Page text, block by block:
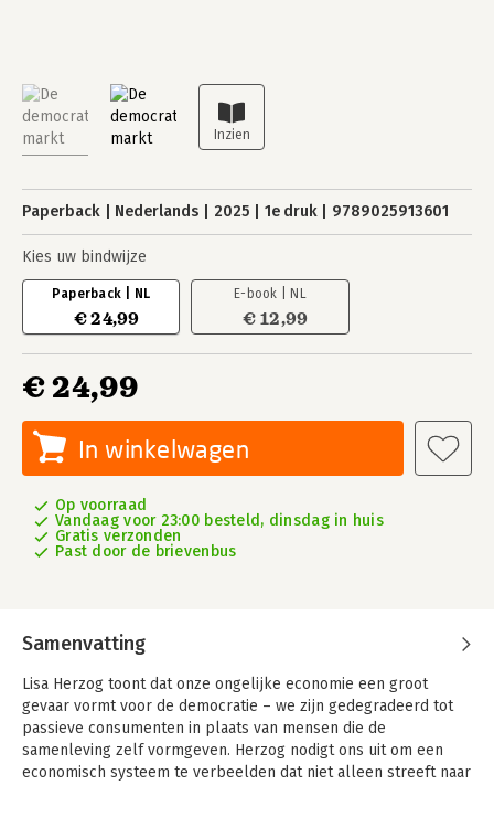
Paperback Nederlands 2025 1e druk 9789025913601
Kies uw bindwijze
Paperback | NL
€ 24,99
E-book | NL
€ 12,99
€ 24,99
In winkelwagen
Op voorraad
Vandaag voor 23:00 besteld, dinsdag in huis
Gratis verzonden
Past door de brievenbus
Samenvatting
Lisa Herzog toont dat onze ongelijke economie een groot
gevaar vormt voor de democratie – we zijn gedegradeerd tot
passieve consumenten in plaats van mensen die de
samenleving zelf vormgeven. Herzog nodigt ons uit om een
economisch systeem te verbeelden dat niet alleen streeft naar